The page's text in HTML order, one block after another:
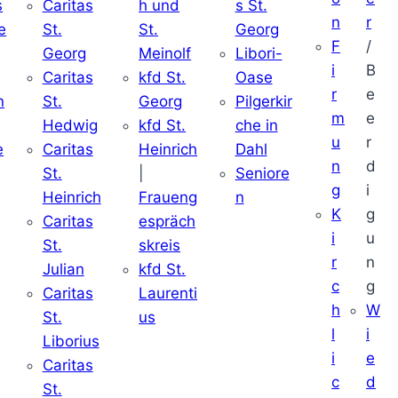
Caritas
St.
Georg
Caritas
St.
Hedwig
Caritas
St.
Heinrich
Caritas
St.
Julian
Caritas
St.
Liborius
Caritas
St.
h und
St.
Meinolf
kfd St.
Georg
kfd St.
Heinrich
Fraueng
espräch
skreis
kfd St.
Laurenti
us
s St.
Georg
Libori-
Oase
Pilgerkir
che in
Dahl
Seniore
n
n
F
i
r
m
u
n
g
K
i
r
c
h
l
i
c
r
/
B
e
e
r
d
i
g
u
n
g
W
i
e
d